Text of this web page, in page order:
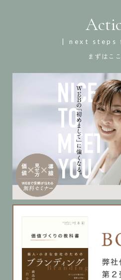
| next steps
まずはこ